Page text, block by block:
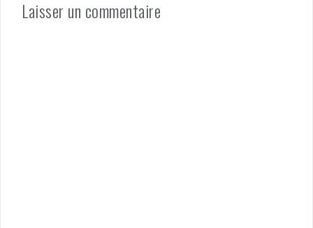
Laisser un commentaire